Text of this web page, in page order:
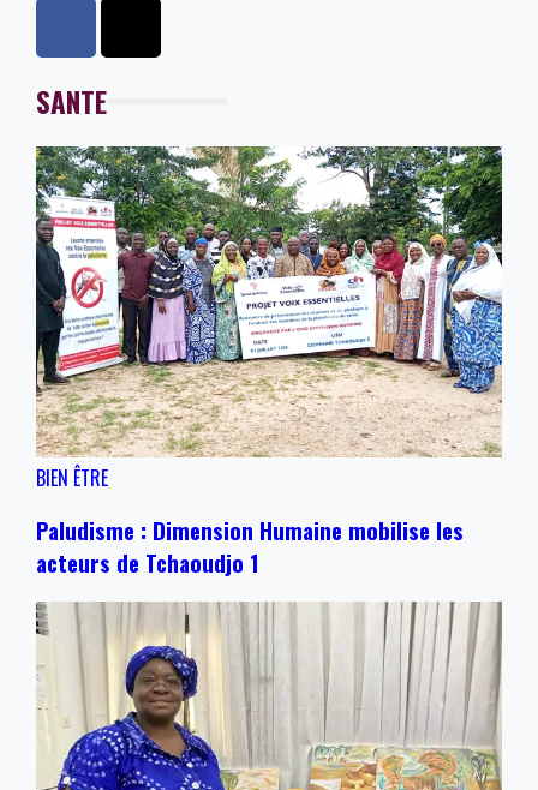
SANTE
BIEN ÊTRE
Paludisme : Dimension Humaine mobilise les
acteurs de Tchaoudjo 1